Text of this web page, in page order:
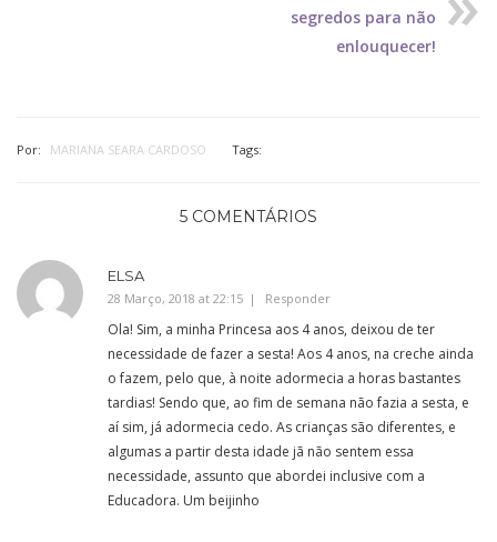
segredos para não
enlouquecer!
Por: MARIANA SEARA CARDOSO Tags:
5 COMENTÁRIOS
ELSA
28 Março, 2018 at 22:15 Responder
Ola! Sim, a minha Princesa aos 4 anos, deixou de ter
necessidade de fazer a sesta! Aos 4 anos, na creche ainda
o fazem, pelo que, à noite adormecia a horas bastantes
tardias! Sendo que, ao fim de semana não fazia a sesta, e
aí sim, já adormecia cedo. As crianças são diferentes, e
algumas a partir desta idade jã não sentem essa
necessidade, assunto que abordei inclusive com a
Educadora. Um beijinho